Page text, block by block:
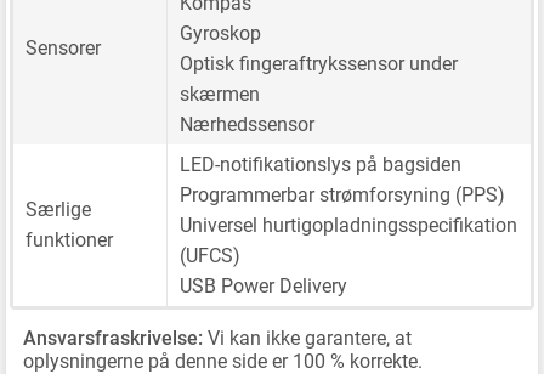
Sensorer
Gyroskop
Optisk fingeraftrykssensor under
skærmen
Nærhedssensor
Særlige
funktioner
LED-notifikationslys på bagsiden
Programmerbar strømforsyning (PPS)
Universel hurtigopladningsspecifikation
(UFCS)
USB Power Delivery
Ansvarsfraskrivelse: Vi kan ikke garantere, at
oplysningerne på denne side er 100 % korrekte.